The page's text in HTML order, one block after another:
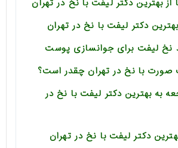
دکتر لیفت با نخ در تهران
نخ لیفت برای جوانسازی پوست
صورت با نخ در تهران چقدر است؟
به بهترین دکتر لیفت با نخ در
دکتر لیفت با نخ در تهران